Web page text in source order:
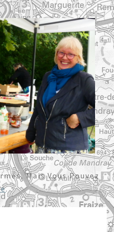
Mais Vous Pouvez
.